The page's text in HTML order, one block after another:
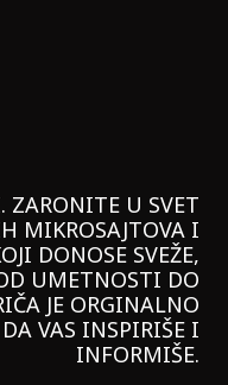
ZARONITE U SVET
MIKROSAJTOVA I
DONOSE SVEŽE,
UMETNOSTI DO
JE ORGINALNO
VAS INSPIRIŠE I
INFORMIŠE.